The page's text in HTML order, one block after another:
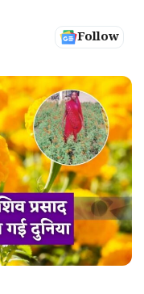
Follow